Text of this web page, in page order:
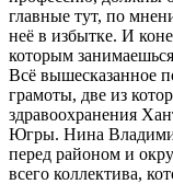
главные тут, по
неё в избытке. И
которым
Всё вышесказанное
грамоты, две из
здравоохранения
Югры. Нина
перед районом и
всего коллектива,